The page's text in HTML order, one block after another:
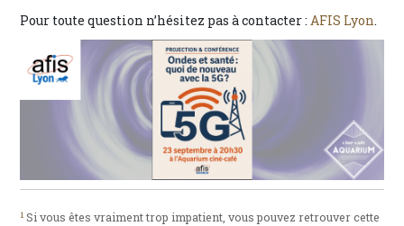
Pour toute question n’hésitez pas à contacter : AFIS Lyon.
1 Si vous êtes vraiment trop impatient, vous pouvez retrouver cette